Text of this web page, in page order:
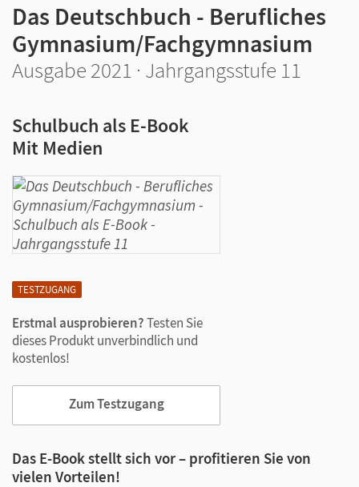
TESTZUGANG
Erstmal ausprobieren?Testen Sie
dieses Produkt unverbindlich und
kostenlos!
Zum Testzugang
Das Deutschbuch - Berufliches
Gymnasium/Fachgymnasium
Ausgabe 2021 · Jahrgangsstufe 11
Schulbuch als E-Book
Mit Medien
Das E-Book stellt sich vor – profitieren Sie von
vielen Vorteilen!